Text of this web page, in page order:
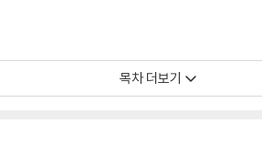
목차 더보기